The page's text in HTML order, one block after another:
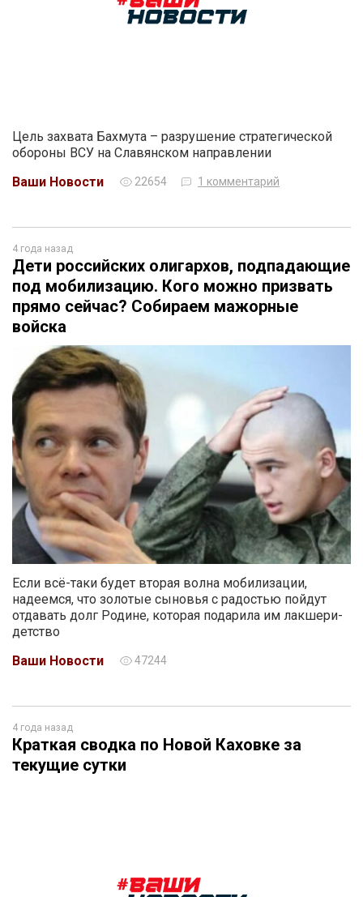
Цель захвата Бахмута – разрушение стратегической
обороны ВСУ на Славянском направлении
Ваши Новости
22654 1 комментарий
4 года назад
Дети российских олигархов, подпадающие
под мобилизацию. Кого можно призвать
прямо сейчас? Собираем мажорные
войска
Если всё-таки будет вторая волна мобилизации,
надеемся, что золотые сыновья с радостью пойдут
отдавать долг Родине, которая подарила им лакшери-
детство
Ваши Новости
47244
4 года назад
Краткая сводка по Новой Каховке за
текущие сутки